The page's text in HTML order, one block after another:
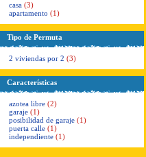
casa (3)
apartamento (1)
Tipo de Permuta
2 viviendas por 2 (3)
Características
azotea libre (2)
garaje (1)
posibilidad de garaje (1)
puerta calle (1)
independiente (1)